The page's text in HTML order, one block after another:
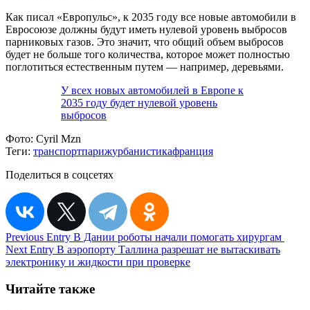
Как писал «Европульс», к 2035 году все новые автомобили в
Евросоюзе должны будут иметь нулевой уровень выбросов
парниковых газов. Это значит, что общий объем выбросов
будет не больше того количества, которое может полностью
поглотиться естественным путем — например, деревьями.
У всех новых автомобилей в Европе к
2035 году будет нулевой уровень
выбросов
Фото: Cyril Mzn
Теги: транспортпарижурбанистикафранция
Поделиться в соцсетях
Навигация
по
Previous Entry В Дании роботы начали помогать хирургам
Next Entry В аэропорту Таллина разрешат не вытаскивать
электронику и жидкости при проверке
Читайте также